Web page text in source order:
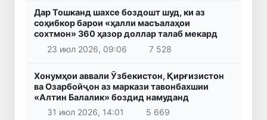
Дар Тошканд шахсе боздошт шуд, ки аз
соҳибкор барои «ҳалли масъалаҳои
сохтмон» 360 ҳазор доллар талаб мекард
23 июл 2026, 09:06
7 528
Хонумҳои аввали Ӯзбекистон, Қирғизистон
ва Озарбойҷон аз маркази тавонбахшии
«Алтин Балалик» боздид намуданд
31 июл 2026, 14:01
5 669